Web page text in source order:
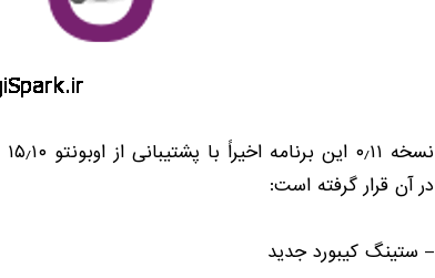
در آن قرار گرفته است:
– ستینگ کیبورد جدید